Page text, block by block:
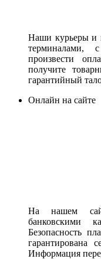
Наши курьеры и
произвести
получите
гарантийный
Онлайн на сайте
На нашем
банковскими
Безопасность
гарантирована
Информация